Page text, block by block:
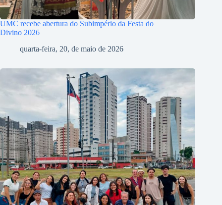
UMC recebe abertura do Subimpério da Festa do
Divino 2026
quarta-feira, 20, de maio de 2026